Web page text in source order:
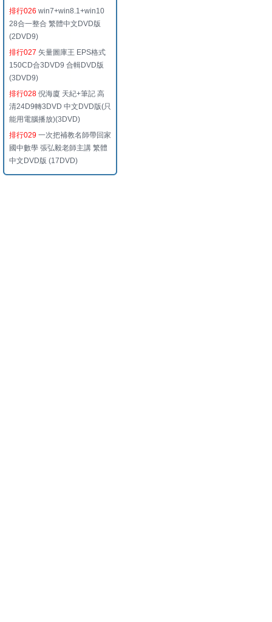
排行026 win7+win8.1+win10
28合一整合 繁體中文DVD版
(2DVD9)
排行027 矢量圖庫王 EPS格式
150CD合3DVD9 合輯DVD版
(3DVD9)
排行028 倪海廈 天紀+筆記 高
清24D9轉3DVD 中文DVD版(只
能用電腦播放)(3DVD)
排行029 一次把補教名師帶回家
國中數學 張弘毅老師主講 繁體
中文DVD版 (17DVD)